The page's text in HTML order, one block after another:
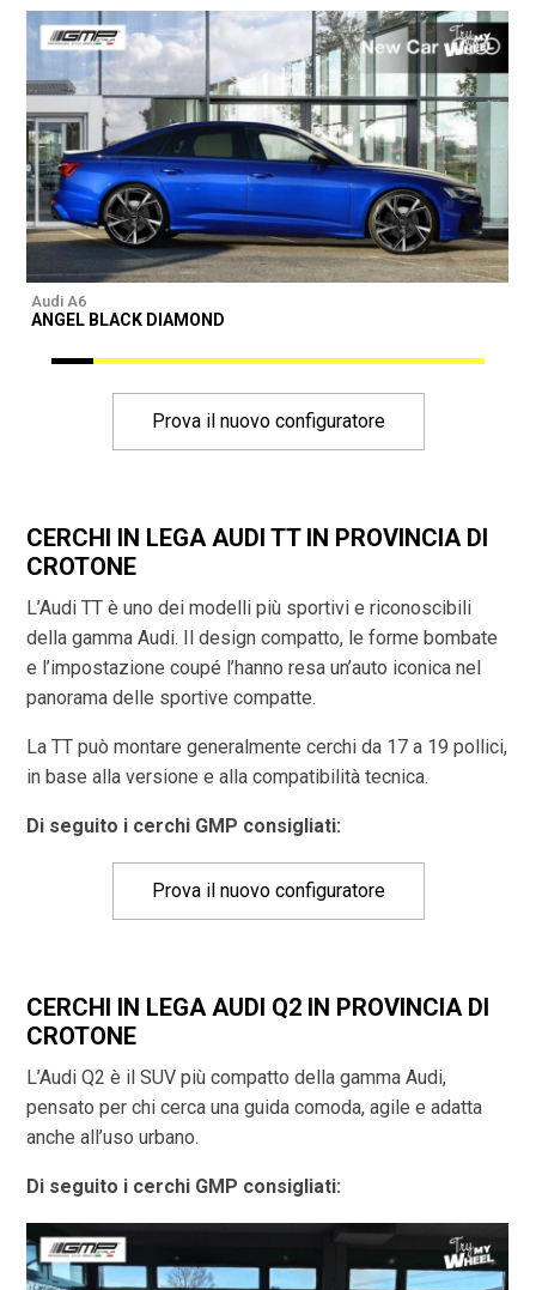
Audi A6
ANGEL BLACK DIAMOND
Prova il nuovo configuratore
CERCHI IN LEGA AUDI TT IN PROVINCIA DI
CROTONE
L’Audi TT è uno dei modelli più sportivi e riconoscibili
della gamma Audi. Il design compatto, le forme bombate
e l’impostazione coupé l’hanno resa un’auto iconica nel
panorama delle sportive compatte.
La TT può montare generalmente cerchi da 17 a 19 pollici,
in base alla versione e alla compatibilità tecnica.
Di seguito i cerchi GMP consigliati:
Prova il nuovo configuratore
CERCHI IN LEGA AUDI Q2 IN PROVINCIA DI
CROTONE
L’Audi Q2 è il SUV più compatto della gamma Audi,
pensato per chi cerca una guida comoda, agile e adatta
anche all’uso urbano.
Di seguito i cerchi GMP consigliati: